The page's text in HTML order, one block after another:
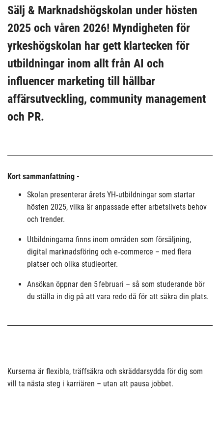
Sälj & Marknadshögskolan under hösten
2025 och våren 2026! Myndigheten för
yrkeshögskolan har gett klartecken för
utbildningar inom allt från AI och
influencer marketing till hållbar
affärsutveckling, community management
och PR.
Kort sammanfattning -
Skolan presenterar årets YH‑utbildningar som startar
hösten 2025, vilka är anpassade efter arbetslivets behov
och trender.
Utbildningarna finns inom områden som försäljning,
digital marknadsföring och e‑commerce – med flera
platser och olika studieorter.
Ansökan öppnar den 5 februari – så som studerande bör
du ställa in dig på att vara redo då för att säkra din plats.
Kurserna är flexibla, träffsäkra och skräddarsydda för dig som
vill ta nästa steg i karriären – utan att pausa jobbet.